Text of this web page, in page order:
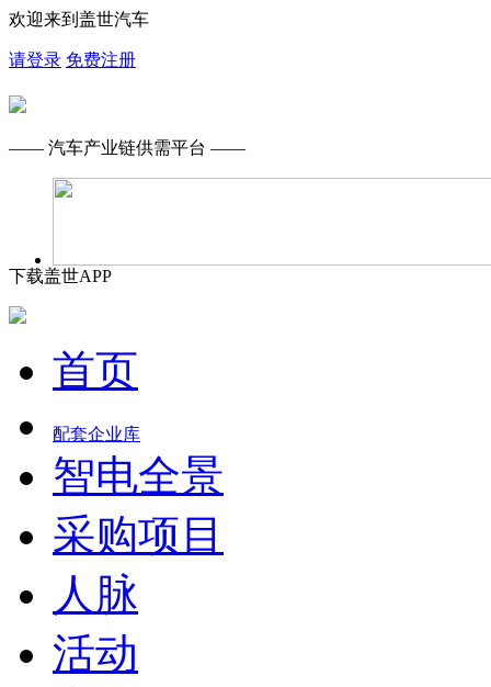
欢迎来到盖世汽车
请登录 免费注册
—— 汽车产业链供需平台 ——
下载盖世APP
首页
配套企业库
智电全景
采购项目
人脉
活动